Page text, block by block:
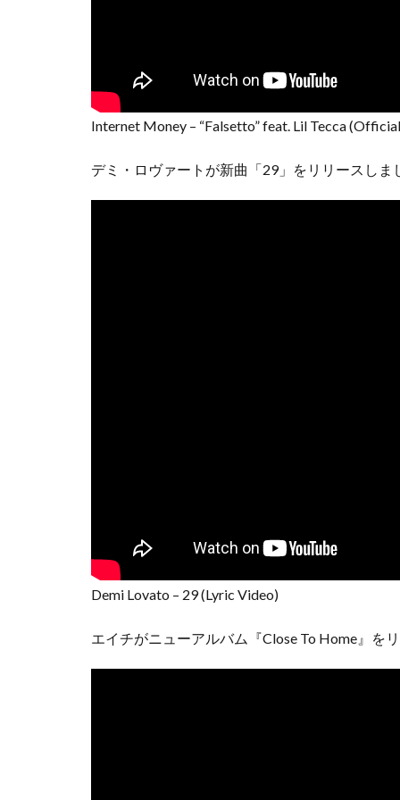
Internet Money – “Falsetto” feat. Lil Tecca
デミ・ロヴァートが新曲「29」をリリースしま
Demi Lovato – 29 (Lyric Video)
エイチがニューアルバム『Close To Home』を